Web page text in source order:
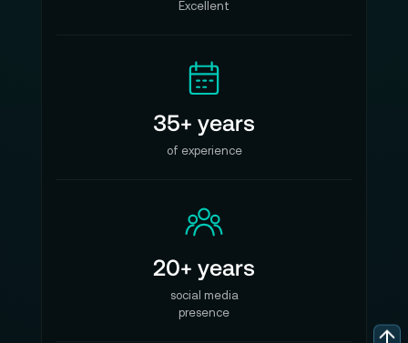
Excellent
35+ years
of experience
20+ years
social media
presence